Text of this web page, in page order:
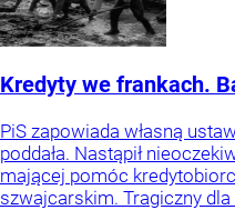
Kredyty we frankach.
PiS zapowiada własną
poddała. Nastąpił
mającej pomóc
szwajcarskim. Tragiczny dla